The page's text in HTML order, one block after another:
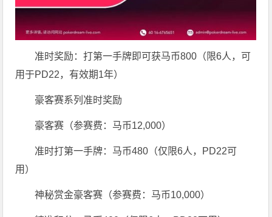
准时奖励：打第一手牌即可获马币800（限6人，可
用于PD22，有效期1年）
豪客赛系列准时奖励
豪客赛（参赛费：马币12,000）
准时打第一手牌：马币480（仅限6人，PD22可
用）
神秘赏金豪客赛（参赛费：马币10,000）